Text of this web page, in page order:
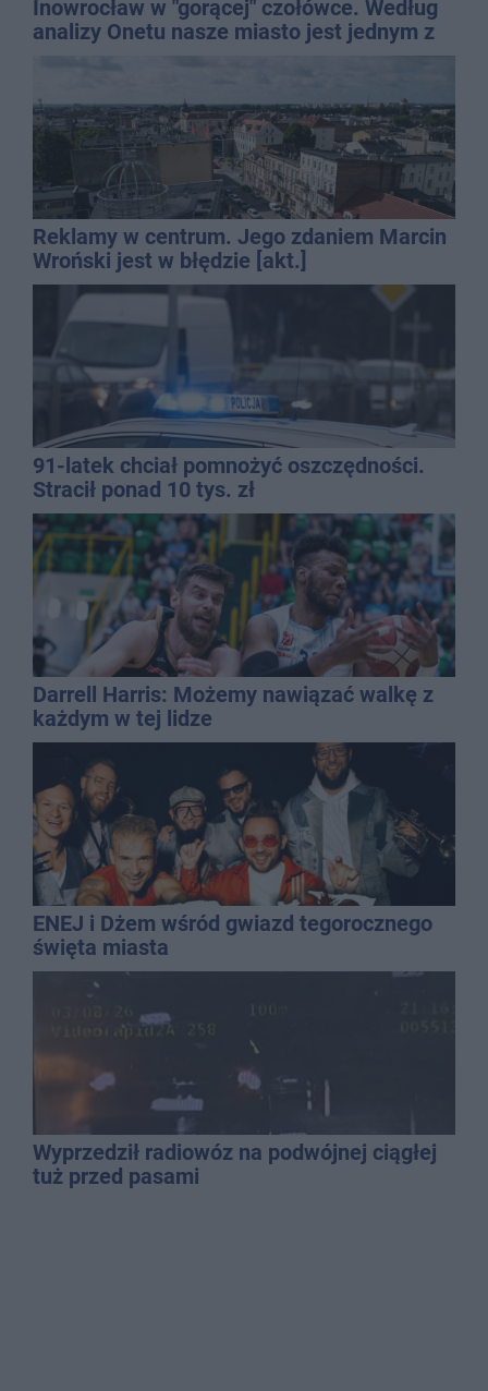
Inowrocław w "gorącej" czołówce. Według
analizy Onetu nasze miasto jest jednym z
Reklamy w centrum. Jego zdaniem Marcin
Wroński jest w błędzie [akt.]
91-latek chciał pomnożyć oszczędności.
Stracił ponad 10 tys. zł
Darrell Harris: Możemy nawiązać walkę z
każdym w tej lidze
ENEJ i Dżem wśród gwiazd tegorocznego
święta miasta
Wyprzedził radiowóz na podwójnej ciągłej
tuż przed pasami